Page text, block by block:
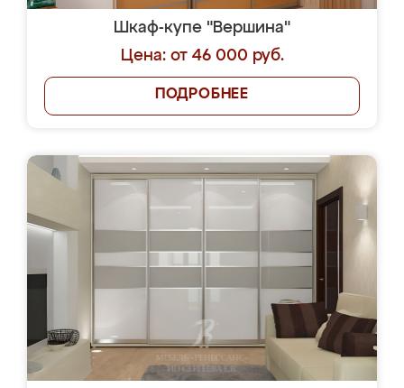
Шкаф-купе "Вершина"
Цена: от 46 000 руб.
ПОДРОБНЕЕ